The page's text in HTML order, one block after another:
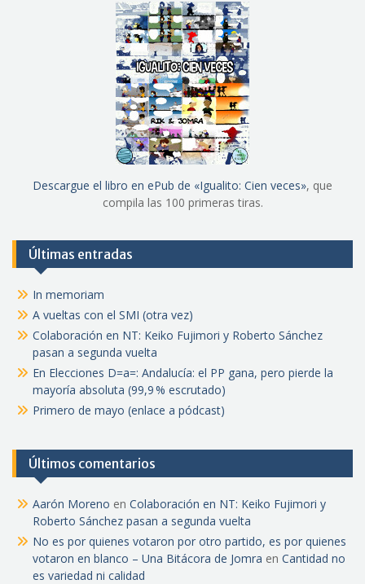
Descargue el libro en ePub de «Igualito: Cien veces», que
compila las 100 primeras tiras.
Últimas entradas
In memoriam
A vueltas con el SMI (otra vez)
Colaboración en NT: Keiko Fujimori y Roberto Sánchez
pasan a segunda vuelta
En Elecciones D=a=: Andalucía: el PP gana, pero pierde la
mayoría absoluta (99,9 % escrutado)
Primero de mayo (enlace a pódcast)
Últimos comentarios
Aarón Moreno en Colaboración en NT: Keiko Fujimori y
Roberto Sánchez pasan a segunda vuelta
No es por quienes votaron por otro partido, es por quienes
votaron en blanco – Una Bitácora de Jomra en Cantidad no
es variedad ni calidad